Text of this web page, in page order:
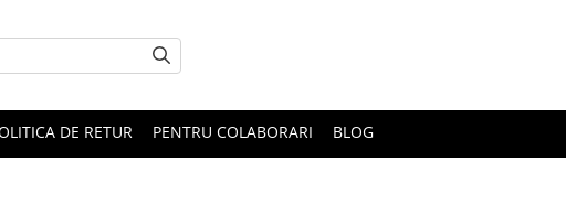
DE RETUR PENTRU COLABORARI BLOG